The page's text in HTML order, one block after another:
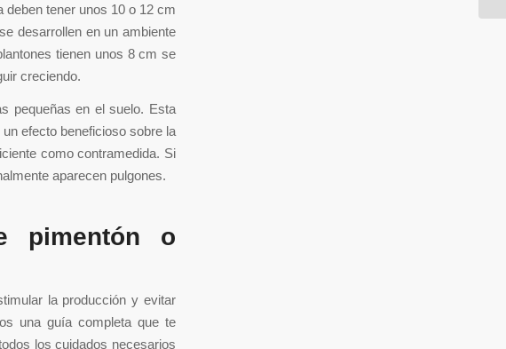
tener unos 10 o 12 cm
desarrollen en un ambiente
tienen unos 8 cm se
creciendo.
pequeñas en el suelo. Esta
efecto beneficioso sobre la
como contramedida. Si
aparecen pulgones.
pimentón o
la producción y evitar
una guía completa que te
los cuidados necesarios